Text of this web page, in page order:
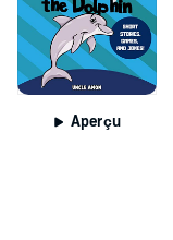
Aperçu